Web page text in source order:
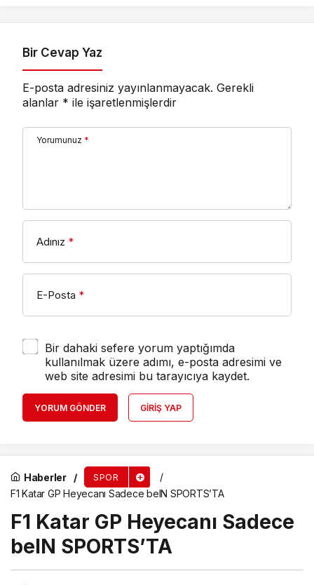
Bir Cevap Yaz
E-posta adresiniz yayınlanmayacak. Gerekli
alanlar * ile işaretlenmişlerdir
Yorumunuz *
Adınız *
E-Posta *
Bir dahaki sefere yorum yaptığımda
kullanılmak üzere adımı, e-posta adresimi ve
web site adresimi bu tarayıcıya kaydet.
YORUM GÖNDER GIRIŞ YAP
Haberler SPOR
F1 Katar GP Heyecanı Sadece beIN SPORTS’TA
F1 Katar GP Heyecanı Sadece
beIN SPORTS’TA